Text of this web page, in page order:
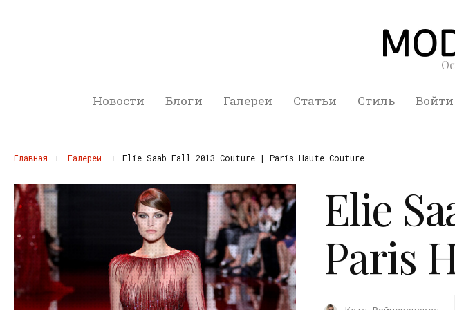
Новости Блоги Галереи Статьи Стиль Войти
Главная Галереи Elie Saab Fall 2013 Couture | Paris Haute Couture
Elie
Paris